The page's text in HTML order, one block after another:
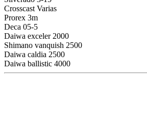
Crosscast Varias
Prorex 3m
Deca 05-5
Daiwa exceler 2000
Shimano vanquish 2500
Daiwa caldia 2500
Daiwa ballistic 4000